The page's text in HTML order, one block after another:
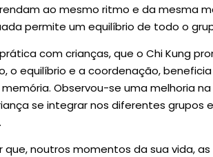
ao mesmo ritmo e da mesma
permite um equilíbrio de todo o
com crianças, que o Chi Kung
o equilíbrio e a coordenação,
Observou-se uma melhoria
se integrar nos diferentes grupos
noutros momentos da sua vida,